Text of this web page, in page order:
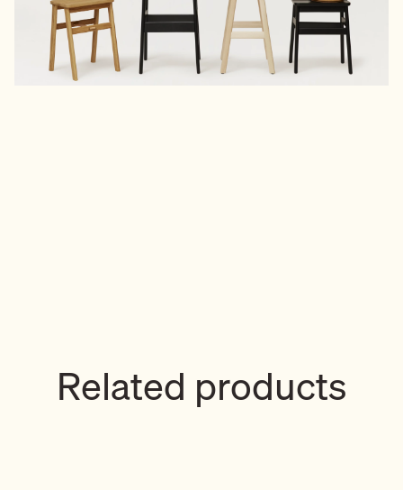
Related products